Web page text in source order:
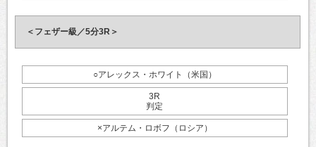
＜フェザー級／5分3R＞
○アレックス・ホワイト（米国）
3R
判定
×アルテム・ロボフ（ロシア）